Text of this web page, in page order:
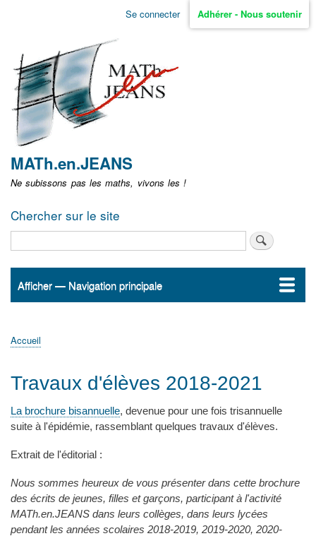
Aller
non
identifié
Se connecter Adhérer - Nous soutenir
MATh.en.JEANS
Ne subissons pas les maths, vivons les !
Chercher sur le site
Navigation
Afficher — Navigation principale
Accueil
ActualitésMATh.en.JEANS ?
Régions et Ateliers
Créer, gérer un atelier
Sujets/Publications
Congrès
d'Ariane
Accueil
Travaux d'élèves 2018-2021
La brochure bisannuelle, devenue pour une fois trisannuelle
suite à l'épidémie, rassemblant quelques travaux d'élèves.
Extrait de l'éditorial :
Nous sommes heureux de vous présenter dans cette brochure
des écrits de jeunes, filles et garçons, participant à l'activité
MATh.en.JEANS dans leurs collèges, dans leurs lycées
pendant les années scolaires 2018-2019, 2019-2020, 2020-